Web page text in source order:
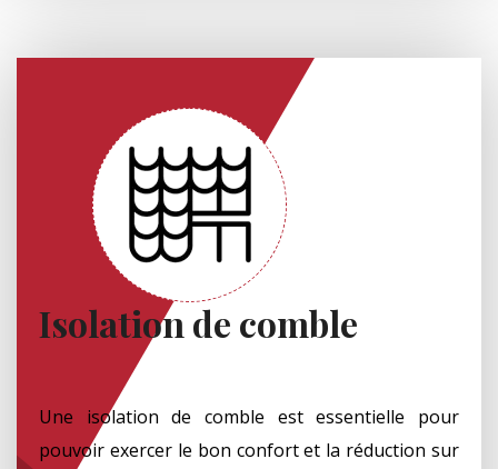
Isolation de comble
Une isolation de comble est essentielle pour
pouvoir exercer le bon confort et la réduction sur